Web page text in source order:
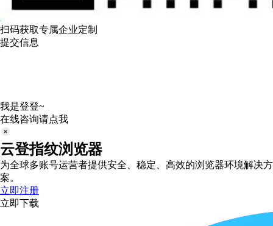
扫码获取专属企业定制
提交信息
我是登登~
在线咨询请点我
云登指纹浏览器
为全球多账号运营者提供安全、稳定、高效的浏览器环境解决方
案。
立即注册
立即下载